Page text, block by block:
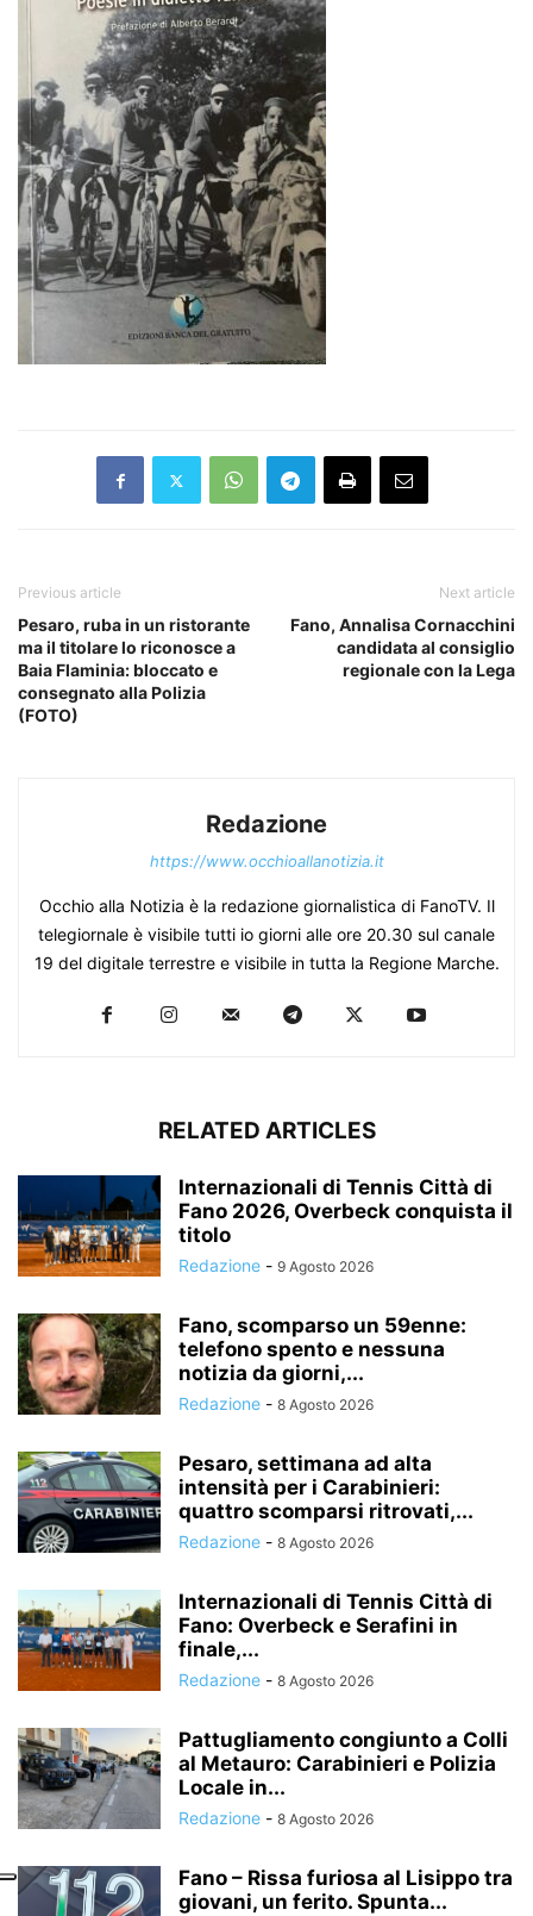
Previous article
Pesaro, ruba in un ristorante
ma il titolare lo riconosce a
Baia Flaminia: bloccato e
consegnato alla Polizia
(FOTO)
Next article
Fano, Annalisa Cornacchini
candidata al consiglio
regionale con la Lega
Redazione
https://www.occhioallanotizia.it
Occhio alla Notizia è la redazione giornalistica di FanoTV. Il
telegiornale è visibile tutti io giorni alle ore 20.30 sul canale
19 del digitale terrestre e visibile in tutta la Regione Marche.
RELATED ARTICLES
Internazionali di Tennis Città di
Fano 2026, Overbeck conquista il
titolo
Redazione - 9 Agosto 2026
Fano, scomparso un 59enne:
telefono spento e nessuna
notizia da giorni,...
Redazione - 8 Agosto 2026
Pesaro, settimana ad alta
intensità per i Carabinieri:
quattro scomparsi ritrovati,...
Redazione - 8 Agosto 2026
Internazionali di Tennis Città di
Fano: Overbeck e Serafini in
finale,...
Redazione - 8 Agosto 2026
Pattugliamento congiunto a Colli
al Metauro: Carabinieri e Polizia
Locale in...
Redazione - 8 Agosto 2026
Fano – Rissa furiosa al Lisippo tra
giovani, un ferito. Spunta...